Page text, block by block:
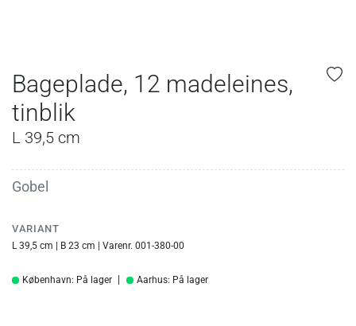
Bageplade, 12 madeleines,
tinblik
L 39,5 cm
Gobel
VARIANT
L 39,5 cm | B 23 cm | Varenr. 001-380-00
København: På lager Aarhus: På lager